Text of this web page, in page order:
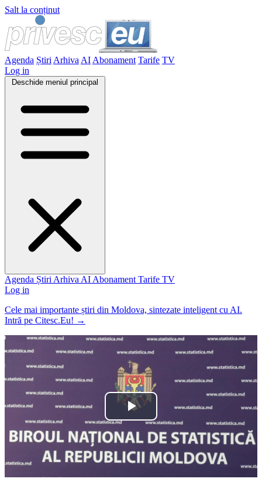
Salt la conținut
Agenda Știri Arhiva AI Abonament Tarife TV
Log in
Deschide meniul principal
Agenda Știri Arhiva AI Abonament Tarife TV
Log in
Cele mai importante știri din Moldova, sintezate inteligent cu AI.
Intră pe Citesc.Eu! →
Play
Video